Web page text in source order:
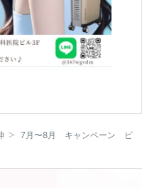
ング予約
7月〜8月 キャンペーン ピ